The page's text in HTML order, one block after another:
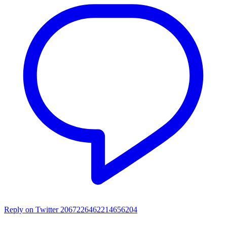
Reply on Twitter 2067226462214656204